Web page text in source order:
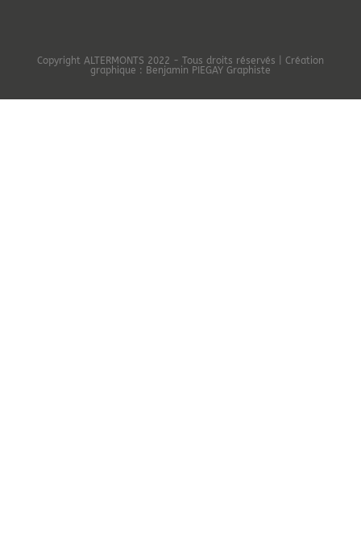
Copyright ALTERMONTS 2022 - Tous droits réservés | Création
graphique : Benjamin PIEGAY Graphiste